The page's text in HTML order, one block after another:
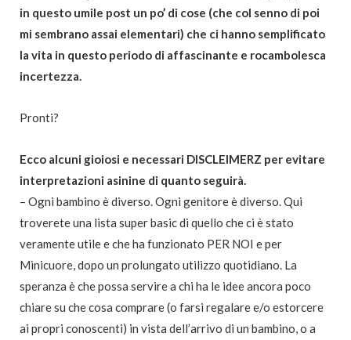
in questo umile post un po’ di cose (che col senno di poi
mi sembrano assai elementari) che ci hanno semplificato
la vita in questo periodo di affascinante e rocambolesca
incertezza.
Pronti?
Ecco alcuni gioiosi e necessari DISCLEIMERZ per evitare
interpretazioni asinine di quanto seguirà.
– Ogni bambino è diverso. Ogni genitore è diverso. Qui
troverete una lista super basic di quello che ci è stato
veramente utile e che ha funzionato PER NOI e per
Minicuore, dopo un prolungato utilizzo quotidiano. La
speranza è che possa servire a chi ha le idee ancora poco
chiare su che cosa comprare (o farsi regalare e/o estorcere
ai propri conoscenti) in vista dell’arrivo di un bambino, o a